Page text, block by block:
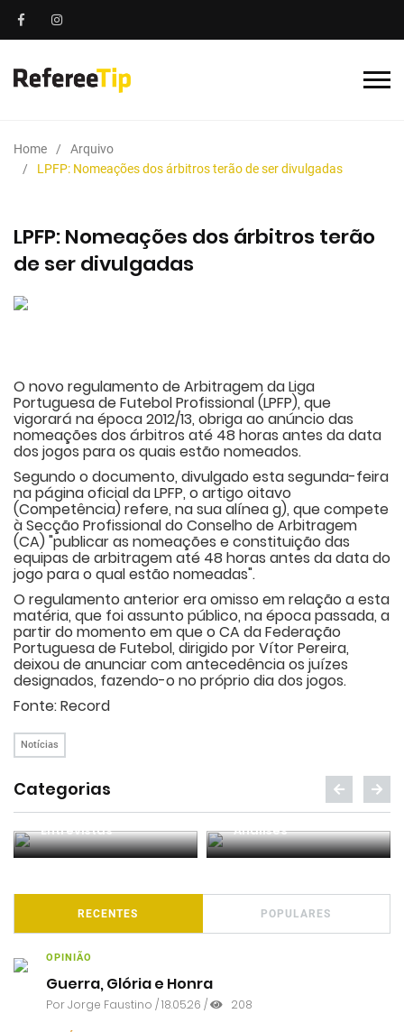
Home
Arquivo
LPFP: Nomeações dos árbitros terão de ser divulgadas
LPFP: Nomeações dos árbitros terão
de ser divulgadas
O novo regulamento de Arbitragem da Liga
Portuguesa de Futebol Profissional (LPFP), que
vigorará na época 2012/13, obriga ao anúncio das
nomeações dos árbitros até 48 horas antes da data
dos jogos para os quais estão nomeados.
Segundo o documento, divulgado esta segunda-feira
na página oficial da LPFP, o artigo oitavo
(Competência) refere, na sua alínea g), que compete
à Secção Profissional do Conselho de Arbitragem
(CA) "publicar as nomeações e constituição das
equipas de arbitragem até 48 horas antes da data do
jogo para o qual estão nomeadas".
O regulamento anterior era omisso em relação a esta
matéria, que foi assunto público, na época passada, a
partir do momento em que o CA da Federação
Portuguesa de Futebol, dirigido por Vítor Pereira,
deixou de anunciar com antecedência os juízes
designados, fazendo-o no próprio dia dos jogos.
Fonte: Record
Notícias
Categorias
Entrevistas Análises
RECENTES POPULARES
OPINIÃO
Guerra, Glória e Honra
PorJorge Faustino / 18.05.26 / 208